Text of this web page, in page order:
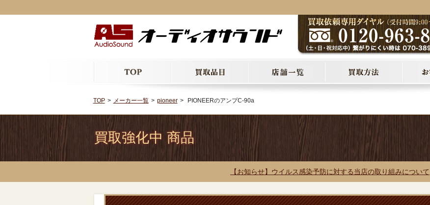
TOP メーカー一覧 pioneer PIONEERのアンプC-90a
買取強化中 商品
【お知らせ】ウイルス感染予防に対する当店の取り組みについて